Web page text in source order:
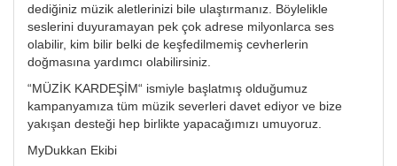
dediğiniz müzik aletlerinizi bile ulaştırmanız. Böylelikle
seslerini duyuramayan pek çok adrese milyonlarca ses
olabilir, kim bilir belki de keşfedilmemiş cevherlerin
doğmasına yardımcı olabilirsiniz.
“MÜZİK KARDEŞİM“ ismiyle başlatmış olduğumuz
kampanyamıza tüm müzik severleri davet ediyor ve bize
yakışan desteği hep birlikte yapacağımızı umuyoruz.
MyDukkan Ekibi